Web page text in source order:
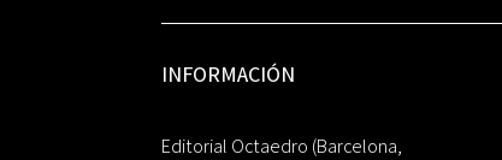
INFORMACIÓN
Editorial Octaedro (Barcelona,